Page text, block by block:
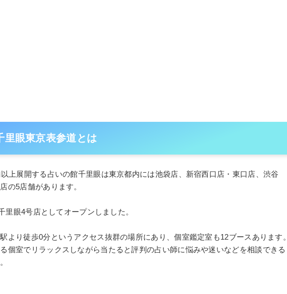
里眼東京表参道とは
上展開する占いの館千里眼は東京都内には池袋店、新宿西口店・東口店、渋谷
の5店舗があります。
里眼4号店としてオープンしました。
より徒歩0分というアクセス抜群の場所にあり、個室鑑定室も12ブースあります。
個室でリラックスしながら当たると評判の占い師に悩みや迷いなどを相談できる